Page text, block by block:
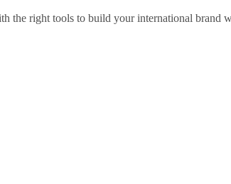
the right tools to build your international brand